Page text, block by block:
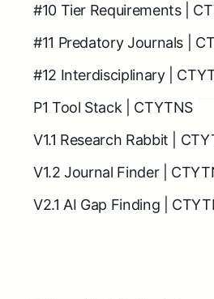
#10 Tier Requirements |
#11 Predatory Journals |
#12 Interdisciplinary |
P1 Tool Stack | CTYTNS
V1.1 Research Rabbit |
V1.2 Journal Finder |
V2.1 AI Gap Finding |